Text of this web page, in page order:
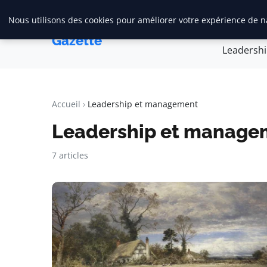
Maadi
Gazette
Accueil
Accueil Leadership et management
Leadership et
7 articles
Nous utilisons des cookies pour améliorer votre expérience